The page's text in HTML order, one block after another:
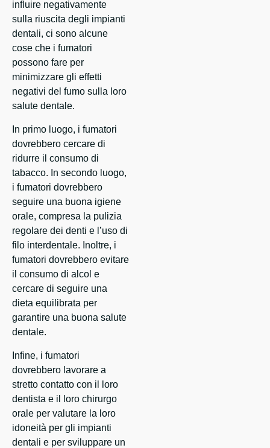
influire negativamente
sulla riuscita degli impianti
dentali, ci sono alcune
cose che i fumatori
possono fare per
minimizzare gli effetti
negativi del fumo sulla loro
salute dentale.
In primo luogo, i fumatori
dovrebbero cercare di
ridurre il consumo di
tabacco. In secondo luogo,
i fumatori dovrebbero
seguire una buona igiene
orale, compresa la pulizia
regolare dei denti e l’uso di
filo interdentale. Inoltre, i
fumatori dovrebbero evitare
il consumo di alcol e
cercare di seguire una
dieta equilibrata per
garantire una buona salute
dentale.
Infine, i fumatori
dovrebbero lavorare a
stretto contatto con il loro
dentista e il loro chirurgo
orale per valutare la loro
idoneità per gli impianti
dentali e per sviluppare un